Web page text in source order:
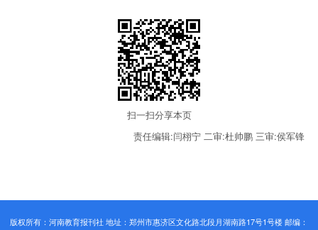
扫一扫分享本页
责任编辑:闫栩宁 二审:杜帅鹏 三审:侯军锋
版权所有：河南教育报刊社 地址：郑州市惠济区文化路北段月湖南路17号1号楼 邮编：